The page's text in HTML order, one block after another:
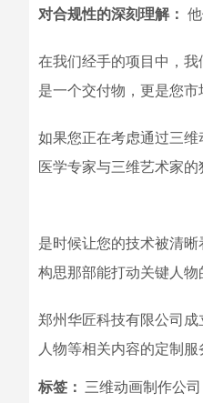
对合规性的深刻理解：
在我们经手的项目中，
是一个交付物，更是您市
如果您正在考虑通过三
医学专家与三维艺术家
是时候让您的技术被清
构思那部能打动关键人物
郑州华匠科技有限公司
人物等相关内容的定制
标签： 三维动画制作公司